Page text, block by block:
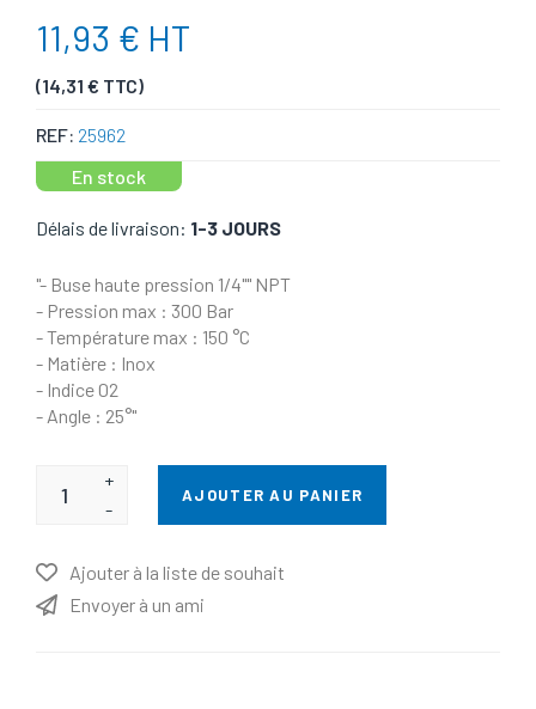
11,93 € HT
(14,31 € TTC)
REF: 25962
En stock
Délais de livraison: 1-3 JOURS
"- Buse haute pression 1/4"" NPT
- Pression max : 300 Bar
- Température max : 150 °C
- Matière : Inox
- Indice 02
- Angle : 25°"
+
-
AJOUTER AU PANIER
Ajouter à la liste de souhait
Envoyer à un ami